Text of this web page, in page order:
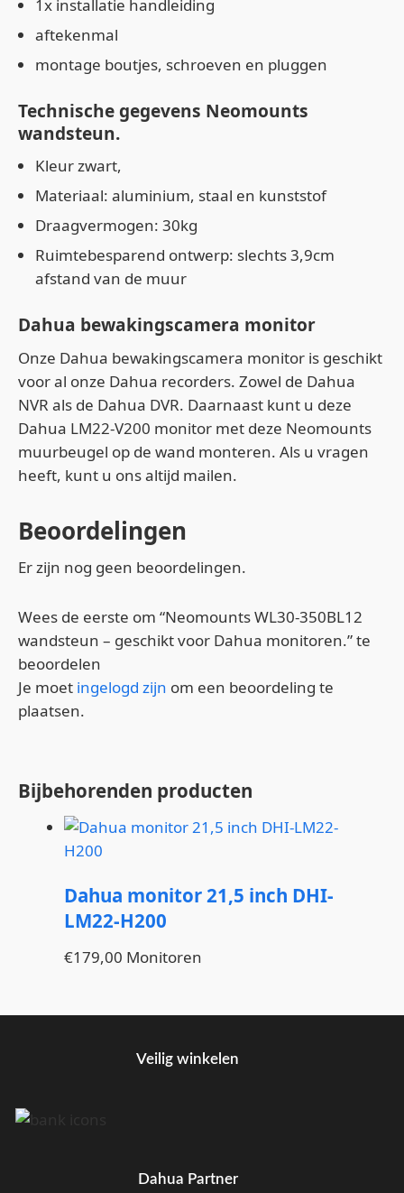
1x installatie handleiding
aftekenmal
montage boutjes, schroeven en pluggen
Technische gegevens Neomounts
wandsteun.
Kleur zwart,
Materiaal: aluminium, staal en kunststof
Draagvermogen: 30kg
Ruimtebesparend ontwerp: slechts 3,9cm
afstand van de muur
Dahua bewakingscamera monitor
Onze Dahua bewakingscamera monitor is geschikt
voor al onze Dahua recorders. Zowel de Dahua
NVR als de Dahua DVR. Daarnaast kunt u deze
Dahua LM22-V200 monitor met deze Neomounts
muurbeugel op de wand monteren. Als u vragen
heeft, kunt u ons altijd mailen.
Beoordelingen
Er zijn nog geen beoordelingen.
Wees de eerste om “Neomounts WL30-350BL12
wandsteun – geschikt voor Dahua monitoren.” te
beoordelen
Je moet ingelogd zijn om een beoordeling te
plaatsen.
Bijbehorenden producten
Dahua monitor 21,5 inch DHI-
LM22-H200
€179,00 Monitoren
Veilig winkelen
Dahua Partner